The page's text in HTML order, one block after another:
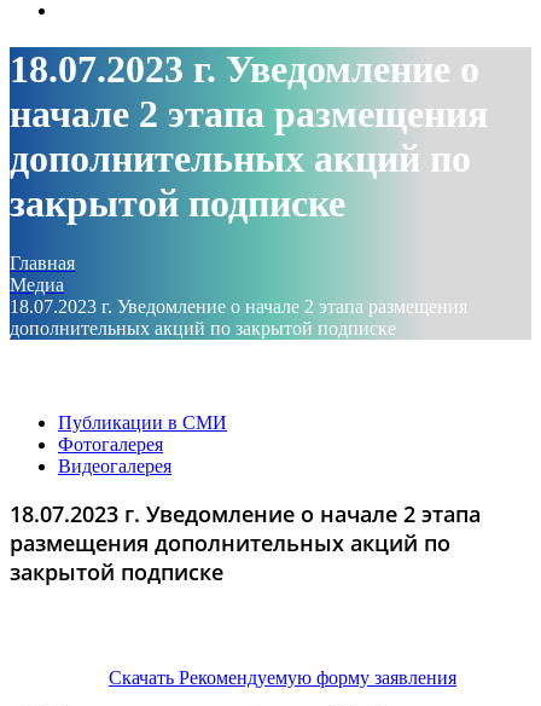
18.07.2023 г. Уведомление о
начале 2 этапа размещения
дополнительных акций по
закрытой подписке
Главная
Медиа
18.07.2023 г. Уведомление о начале 2 этапа размещения
дополнительных акций по закрытой подписке
Публикации в СМИ
Фотогалерея
Видеогалерея
18.07.2023 г. Уведомление о начале 2 этапа
размещения дополнительных акций по
закрытой подписке
Скачать Рекомендуемую форму заявления